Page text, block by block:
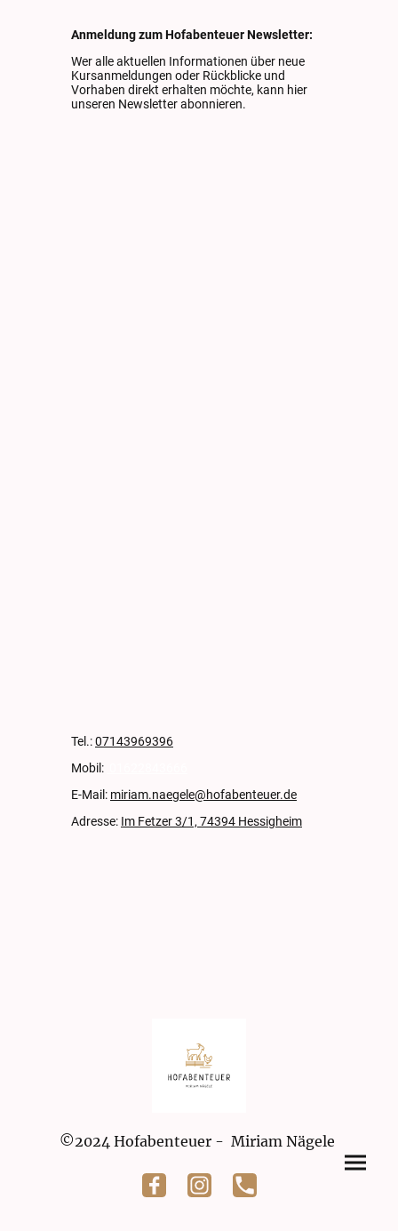
Anmeldung zum Hofabenteuer Newsletter:
Wer alle aktuellen Informationen über neue
Kursanmeldungen oder Rückblicke und
Vorhaben direkt erhalten möchte, kann hier
unseren Newsletter abonnieren.
Tel.:07143969396
Mobil:
E-Mail: miriam.naegele@hofabenteuer.de
Adresse: Im Fetzer 3/1, 74394 Hessigheim
©2024 Hofabenteuer - Miriam Nägele